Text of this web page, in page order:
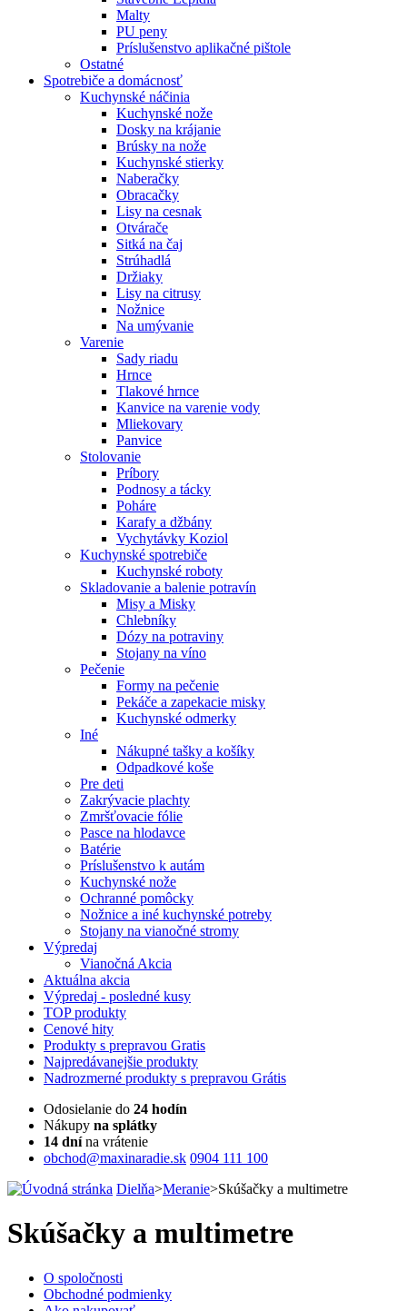
Malty
PU peny
Príslušenstvo aplikačné pištole
Ostatné
Spotrebiče a domácnosť
Kuchynské náčinia
Kuchynské nože
Dosky na krájanie
Brúsky na nože
Kuchynské stierky
Naberačky
Obracačky
Lisy na cesnak
Otvárače
Sitká na čaj
Strúhadlá
Držiaky
Lisy na citrusy
Nožnice
Na umývanie
Varenie
Sady riadu
Hrnce
Tlakové hrnce
Kanvice na varenie vody
Mliekovary
Panvice
Stolovanie
Príbory
Podnosy a tácky
Poháre
Karafy a džbány
Vychytávky Koziol
Kuchynské spotrebiče
Kuchynské roboty
Skladovanie a balenie potravín
Misy a Misky
Chlebníky
Dózy na potraviny
Stojany na víno
Pečenie
Formy na pečenie
Pekáče a zapekacie misky
Kuchynské odmerky
Iné
Nákupné tašky a košíky
Odpadkové koše
Pre deti
Zakrývacie plachty
Zmršťovacie fólie
Pasce na hlodavce
Batérie
Príslušenstvo k autám
Kuchynské nože
Ochranné pomôcky
Nožnice a iné kuchynské potreby
Stojany na vianočné stromy
Výpredaj
Vianočná Akcia
Aktuálna akcia
Výpredaj - posledné kusy
TOPprodukty
Cenové hity
Produkty s prepravou Gratis
Najpredávanejšie produkty
Nadrozmerné produkty s prepravou Grátis
Odosielanie do 24 hodín
Nákupy na splátky
14 dnína vrátenie
obchod@maxinaradie.sk 0904 111 100
Dielňa>Meranie>Skúšačky a multimetre
Skúšačky a multimetre
O spoločnosti
Obchodné podmienky